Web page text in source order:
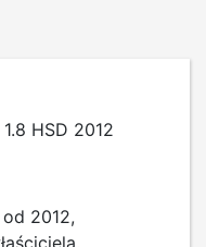
HSD 2012
2012,